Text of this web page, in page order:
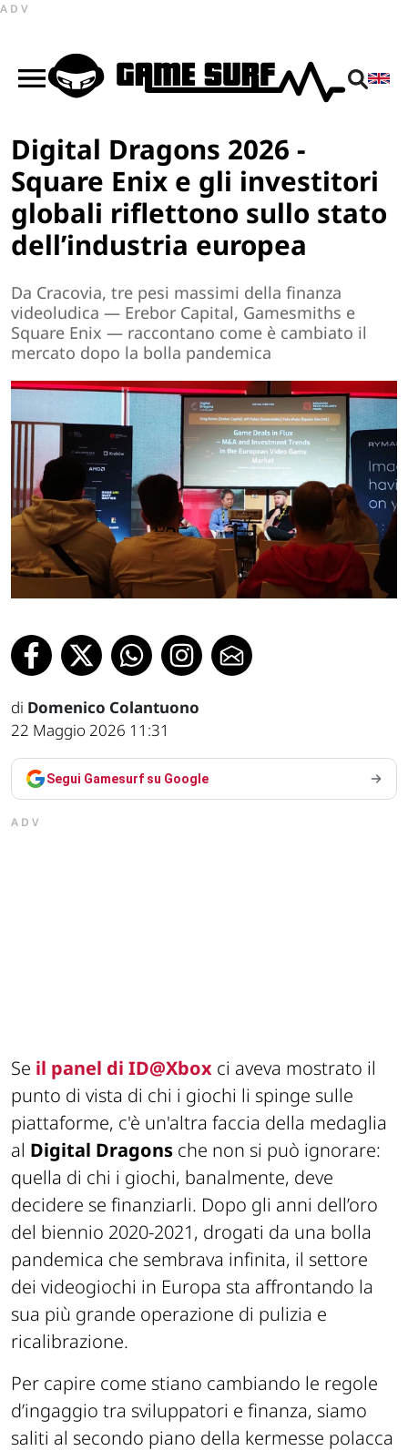
ADV
Digital Dragons 2026 -
Square Enix e gli investitori
globali riflettono sullo stato
dell’industria europea
Da Cracovia, tre pesi massimi della finanza
videoludica — Erebor Capital, Gamesmiths e
Square Enix — raccontano come è cambiato il
mercato dopo la bolla pandemica
di Domenico Colantuono
22 Maggio 2026 11:31
Segui Gamesurf su Google
ADV
Se il panel di ID@Xbox ci aveva mostrato il
punto di vista di chi i giochi li spinge sulle
piattaforme, c'è un'altra faccia della medaglia
al Digital Dragons che non si può ignorare:
quella di chi i giochi, banalmente, deve
decidere se finanziarli. Dopo gli anni dell’oro
del biennio 2020-2021, drogati da una bolla
pandemica che sembrava infinita, il settore
dei videogiochi in Europa sta affrontando la
sua più grande operazione di pulizia e
ricalibrazione.
Per capire come stiano cambiando le regole
d’ingaggio tra sviluppatori e finanza, siamo
saliti al secondo piano della kermesse polacca